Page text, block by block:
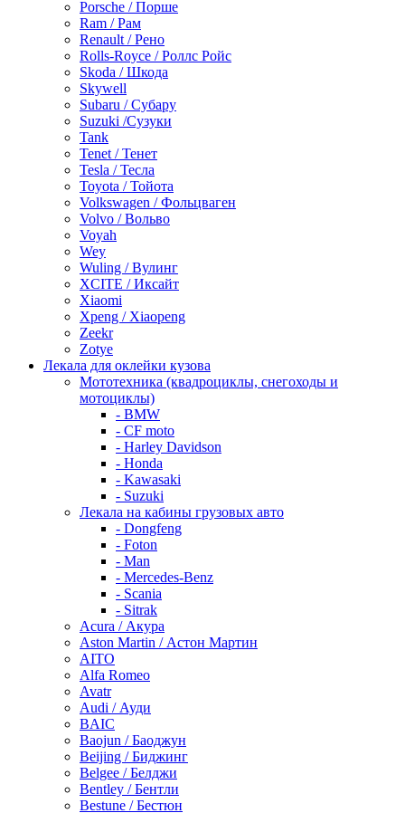
Porsche / Порше
Ram / Рам
Renault / Рено
Rolls-Royce / Роллс Ройс
Skoda / Шкода
Skywell
Subaru / Субару
Suzuki /Сузуки
Tank
Tenet / Тенет
Tesla / Тесла
Toyota / Тойота
Volkswagen / Фольцваген
Volvo / Вольво
Voyah
Wey
Wuling / Вулинг
XCITE / Иксайт
Xiaomi
Xpeng / Xiaopeng
Zeekr
Zotye
Лекала для оклейки кузова
Мототехника (квадроциклы, снегоходы и
мотоциклы)
- BMW
- CF moto
- Harley Davidson
- Honda
- Kawasaki
- Suzuki
Лекала на кабины грузовых авто
- Dongfeng
- Foton
- Man
- Mercedes-Benz
- Scania
- Sitrak
Acura / Акура
Aston Martin / Астон Мартин
AITO
Alfa Romeo
Avatr
Audi / Ауди
BAIC
Baojun / Баоджун
Beijing / Биджинг
Belgee / Белджи
Bentley / Бентли
Bestune / Бестюн